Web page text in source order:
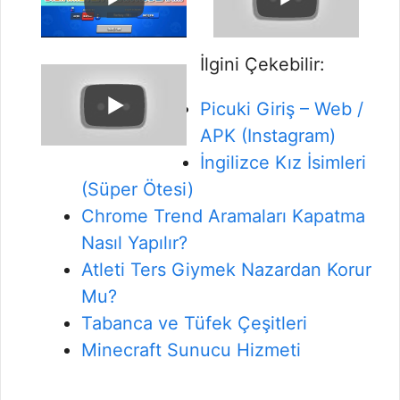
İlgini Çekebilir:
Picuki Giriş – Web /
APK (Instagram)
İngilizce Kız İsimleri
(Süper Ötesi)
Chrome Trend Aramaları Kapatma
Nasıl Yapılır?
Atleti Ters Giymek Nazardan Korur
Mu?
Tabanca ve Tüfek Çeşitleri
Minecraft Sunucu Hizmeti